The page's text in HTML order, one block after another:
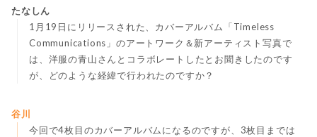
たなしん
1月19日にリリースされた、カバーアルバム「Timeless
Communications」のアートワーク＆新アーティスト写真で
は、洋服の青山さんとコラボレートしたとお聞きしたのです
が、どのような経緯で行われたのですか？
谷川
今回で4枚目のカバーアルバムになるのですが、3枚目までは